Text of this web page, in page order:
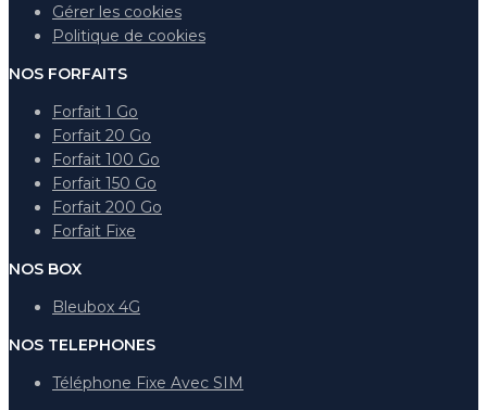
Gérer les cookies
Politique de cookies
NOS FORFAITS
Forfait 1 Go
Forfait 20 Go
Forfait 100 Go
Forfait 150 Go
Forfait 200 Go
Forfait Fixe
NOS BOX
Bleubox 4G
NOS TELEPHONES
Téléphone Fixe Avec SIM